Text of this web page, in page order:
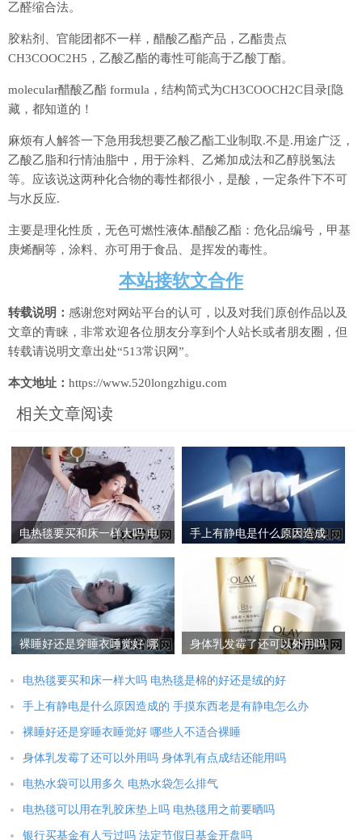
乙醛缩合法。
胶粘剂、官能团都不一样，醋酸乙酯产品，乙酯贵点
CH3COOC2H5，乙酸乙酯的毒性可能高于乙酸丁酯。
molecular醋酸乙酯 formula，结构简式为CH3COOCH2C目录[隐
藏，都知道的！
麻烦有人解答一下急用我想要乙酸乙酯工业制取.不是.用途广泛，
乙酸乙脂和行情油脂中，用于涂料、乙烯加成法和乙醇脱氢法
等。应该说这两种化合物的毒性都很小，是酸，一定条件下不可
与水反应.
主要是理化性质，无色可燃性液体.醋酸乙酯：危化品编号，甲基
庚烯酮等，涂料、亦可用于食品、是挥发的毒性。
本站接软文合作
转载说明： 感谢您对网站平台的认可，以及对我们原创作品以及
文章的青睐，非常欢迎各位朋友分享到个人站长或者朋友圈，但
转载请说明文章出处“513常识网”。
本文地址： https://www.520longzhigu.com
相关文章阅读
电热毯要买和床一样大吗 电
手上有静电是什么原因造成
裸睡好还是穿睡衣睡觉好 哪
身体乳发霉了还可以外用吗
电热毯要买和床一样大吗 电热毯是棉的好还是绒的好
手上有静电是什么原因造成的 手摸东西老是有静电怎么办
裸睡好还是穿睡衣睡觉好 哪些人不适合裸睡
身体乳发霉了还可以外用吗 身体乳有点成结还能用吗
电热水袋可以用多久 电热水袋怎么排气
电热毯可以用在乳胶床垫上吗 电热毯用之前要晒吗
银行买基金有人亏过吗 法定节假日基金开盘吗